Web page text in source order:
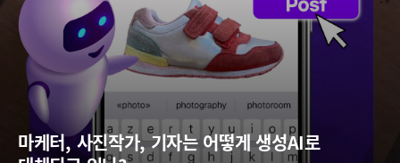
마케터, 사진작가, 기자는 어떻게 생성AI로